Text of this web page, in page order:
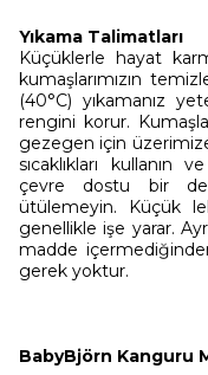
Yıkama Talimatları
Küçüklerle hayat
kumaşlarımızın
(40°C) yıkamanız
rengini korur.
gezegen için
sıcaklıkları kullanın
çevre dostu bir
ütülemeyin. Küçük
genellikle işe yarar.
madde
gerek yoktur.
BabyBjörn Kanguru